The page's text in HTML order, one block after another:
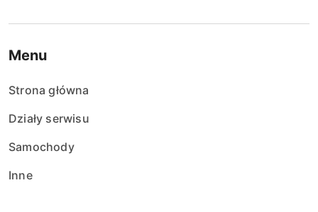
Menu
Strona główna
Działy serwisu
Samochody
Inne